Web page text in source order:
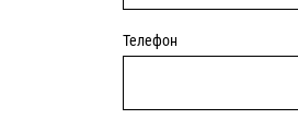
Телефон